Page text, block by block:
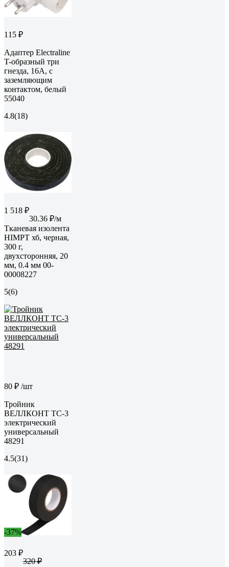
115 ₽
Адаптер Electraline
T-образный три
гнезда, 16A, с
заземляющим
контактом, белый
55040
4.8(18)
1 518 ₽
30.36 ₽/м
Тканевая изолента
HIMPT хб, черная,
300 г,
двухсторонняя, 20
мм, 0.4 мм 00-
00008227
5(6)
80 ₽ /шт
Тройник
ВЕЛЛКОНТ ТС-3
электрический
универсальный
48291
4.5(31)
-37%
203 ₽
320 ₽